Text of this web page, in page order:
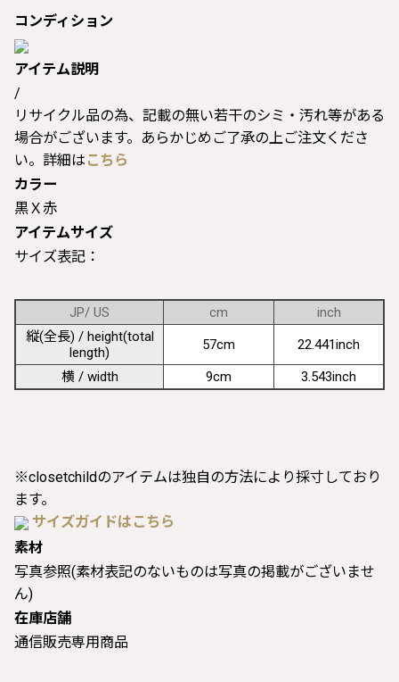
コンディション
アイテム説明
/
リサイクル品の為、記載の無い若干のシミ・汚れ等がある
場合がございます。あらかじめご了承の上ご注文くださ
い。詳細は こちら
カラー
黒Ｘ赤
アイテムサイズ
サイズ表記：
JP/ US cm
inch
縦(全長) / height(total
length)
57cm
22.441inch
横 / width
9cm 3.543inch
※closetchildのアイテムは独自の方法により採寸しており
ます。
サイズガイドはこちら
素材
写真参照(素材表記のないものは写真の掲載がございませ
ん)
在庫店舗
通信販売専用商品